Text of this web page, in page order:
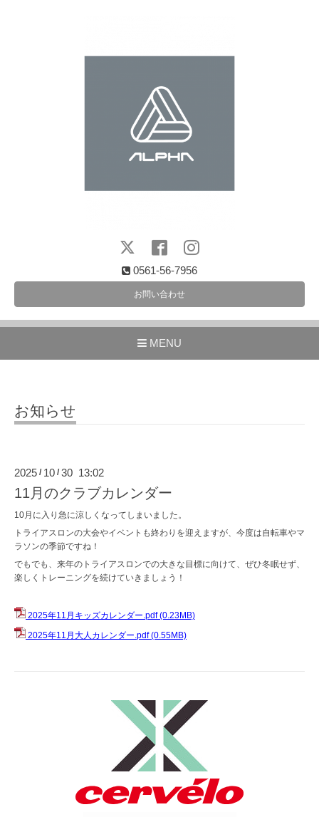
0561-56-7956
お問い合わせ
MENU
お知らせ
2025 / 10 / 30 13:02
11月のクラブカレンダー
10月に入り急に涼しくなってしまいました。
トライアスロンの大会やイベントも終わりを迎えますが、今度は自転車やマ
ラソンの季節ですね！
でもでも、来年のトライアスロンでの大きな目標に向けて、ぜひ冬眠せず、
楽しくトレーニングを続けていきましょう！
2025年11月キッズカレンダー.pdf(0.23MB)
2025年11月大人カレンダー.pdf(0.55MB)